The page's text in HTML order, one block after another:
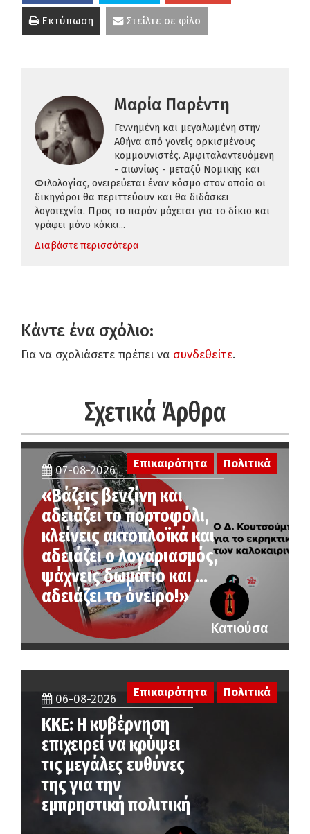
Εκτύπωση Στείλτε σε φίλο
Μαρία Παρέντη
Γεννημένη και μεγαλωμένη στην
Αθήνα από γονείς ορκισμένους
κομμουνιστές. Αμφιταλαντευόμενη
- αιωνίως - μεταξύ Νομικής και
Φιλολογίας, ονειρεύεται έναν κόσμο στον οποίο οι
δικηγόροι θα περιττεύουν και θα διδάσκει
λογοτεχνία. Προς το παρόν μάχεται για το δίκιο και
γράφει μόνο κόκκι...
Διαβάστε περισσότερα
Κάντε ένα σχόλιο:
Για να σχολιάσετε πρέπει να συνδεθείτε.
Σχετικά Άρθρα
Επικαιρότητα Πολιτικά
07-08-2026
«Βάζεις βενζίνη και
αδειάζει το πορτοφόλι,
κλείνεις ακτοπλοϊκά και
αδειάζει ο λογαριασμός,
ψάχνεις δωμάτιο και …
αδειάζει το όνειρο!»
Κατιούσα
06-08-2026
ΚΚΕ: Η κυβέρνηση
επιχειρεί να κρύψει
τις μεγάλες ευθύνες
της για την
εμπρηστική πολιτική
Επικαιρότητα Πολιτικά